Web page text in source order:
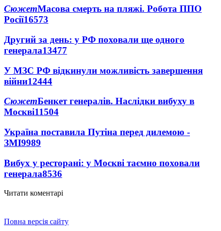
СюжетМасова смерть на пляжі. Робота ППО
Росії16573
Другий за день: у РФ поховали ще одного
генерала13477
У МЗС РФ відкинули можливість завершення
війни12444
СюжетБенкет генералів. Наслідки вибуху в
Москві11504
Україна поставила Путіна перед дилемою -
ЗМІ9989
Вибух у ресторані: у Москві таємно поховали
генерала8536
Читати коментарі
Повна версія сайту